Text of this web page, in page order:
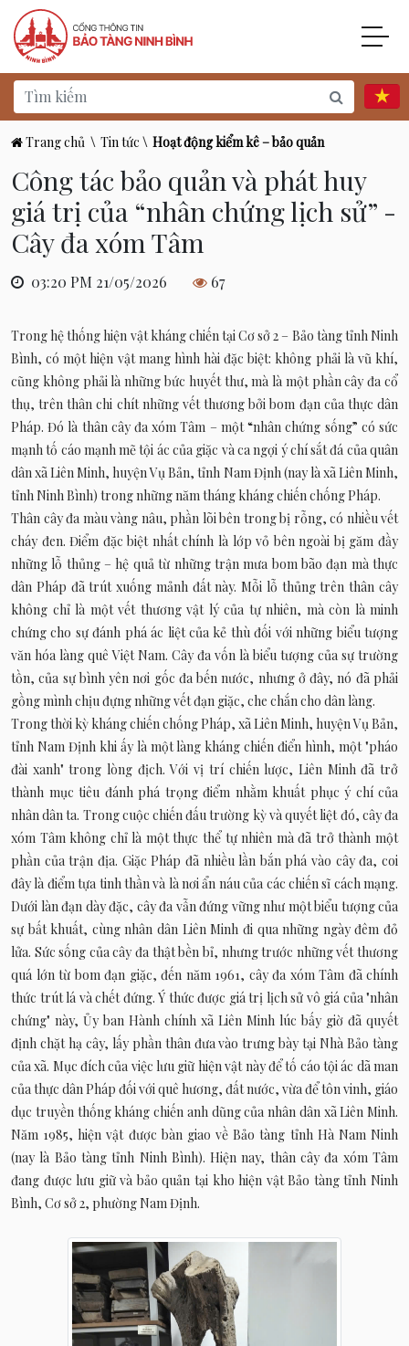
Trang chủ \ Tin tức \ Hoạt động kiểm kê – bảo quản
Công tác bảo quản và phát huy
giá trị của “nhân chứng lịch sử” -
Cây đa xóm Tâm
03:20 PM 21/05/2026 67
Trong hệ thống hiện vật kháng chiến tại Cơ sở 2 – Bảo tàng tỉnh Ninh
Bình, có một hiện vật mang hình hài đặc biệt: không phải là vũ khí,
cũng không phải là những bức huyết thư, mà là một phần cây đa cổ
thụ, trên thân chi chít những vết thương bởi bom đạn của thực dân
Pháp. Đó là thân cây đa xóm Tâm – một “nhân chứng sống” có sức
mạnh tố cáo mạnh mẽ tội ác của giặc và ca ngợi ý chí sắt đá của quân
dân xã Liên Minh, huyện Vụ Bản, tỉnh Nam Định (nay là xã Liên Minh,
tỉnh Ninh Bình) trong những năm tháng kháng chiến chống Pháp.
Thân cây đa màu vàng nâu, phần lõi bên trong bị rỗng, có nhiều vết
cháy đen. Điểm đặc biệt nhất chính là lớp vỏ bên ngoài bị găm đầy
những lỗ thủng – hệ quả từ những trận mưa bom bão đạn mà thực
dân Pháp đã trút xuống mảnh đất này. Mỗi lỗ thủng trên thân cây
không chỉ là một vết thương vật lý của tự nhiên, mà còn là minh
chứng cho sự đánh phá ác liệt của kẻ thù đối với những biểu tượng
văn hóa làng quê Việt Nam. Cây đa vốn là biểu tượng của sự trường
tồn, của sự bình yên nơi gốc đa bến nước, nhưng ở đây, nó đã phải
gồng mình chịu đựng những vết đạn giặc, che chắn cho dân làng.
Trong thời kỳ kháng chiến chống Pháp, xã Liên Minh, huyện Vụ Bản,
tỉnh Nam Định khi ấy là một làng kháng chiến điển hình, một "pháo
đài xanh" trong lòng địch. Với vị trí chiến lược, Liên Minh đã trở
thành mục tiêu đánh phá trọng điểm nhằm khuất phục ý chí của
nhân dân ta. Trong cuộc chiến đấu trường kỳ và quyết liệt đó, cây đa
xóm Tâm không chỉ là một thực thể tự nhiên mà đã trở thành một
phần của trận địa. Giặc Pháp đã nhiều lần bắn phá vào cây đa, coi
đây là điểm tựa tinh thần và là nơi ẩn náu của các chiến sĩ cách mạng.
Dưới làn đạn dày đặc, cây đa vẫn đứng vững như một biểu tượng của
sự bất khuất, cùng nhân dân Liên Minh đi qua những ngày đêm đỏ
lửa. Sức sống của cây đa thật bền bỉ, nhưng trước những vết thương
quá lớn từ bom đạn giặc, đến năm 1961, cây đa xóm Tâm đã chính
thức trút lá và chết đứng. Ý thức được giá trị lịch sử vô giá của "nhân
chứng" này, Ủy ban Hành chính xã Liên Minh lúc bấy giờ đã quyết
định chặt hạ cây, lấy phần thân đưa vào trưng bày tại Nhà Bảo tàng
của xã. Mục đích của việc lưu giữ hiện vật này để tố cáo tội ác dã man
của thực dân Pháp đối với quê hương, đất nước, vừa để tôn vinh, giáo
dục truyền thống kháng chiến anh dũng của nhân dân xã Liên Minh.
Năm 1985, hiện vật được bàn giao về Bảo tàng tỉnh Hà Nam Ninh
(nay là Bảo tàng tỉnh Ninh Bình). Hiện nay, thân cây đa xóm Tâm
đang được lưu giữ và bảo quản tại kho hiện vật Bảo tàng tỉnh Ninh
Bình, Cơ sở 2, phường Nam Định.